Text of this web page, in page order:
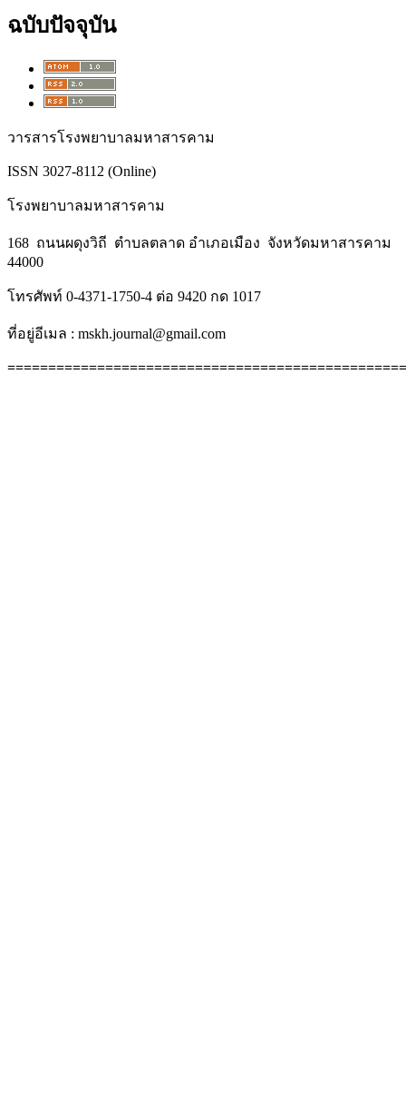
ฉบับปัจจุบัน
วารสารโรงพยาบาลมหาสารคาม
ISSN 3027-8112 (Online)
โรงพยาบาลมหาสารคาม
168 ถนนผดุงวิถี ตำบลตลาด อำเภอเมือง จังหวัดมหาสารคาม
44000
โทรศัพท์ 0-4371-1750-4 ต่อ 9420 กด 1017
ที่อยู่อีเมล : mskh.journal@gmail.com